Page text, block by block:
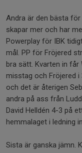
Andra är den bästa
skapar mer och har
Powerplay för IBK
mål. PP för Fröjered
bra sätt. Kvarten in får
misstag och Fröjered i
och det är återigen
andra på ass från
David Helldén 4-3 på
hemmalaget i ledning
Sista är ganska jämn.